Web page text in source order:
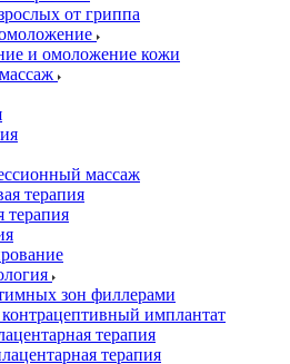
от гриппа
и омоложение кожи
массаж
терапия
терапия
зон филлерами
имплантат
терапия
терапия